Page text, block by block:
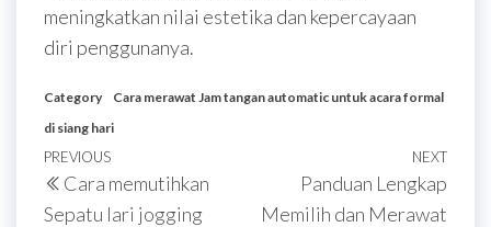
meningkatkan nilai estetika dan kepercayaan
diri penggunanya.
Category
Cara merawat Jam tangan automatic untuk acara formal
di siang hari
Post
navigation
Previous
Post
PREVIOUS
Cara memutihkan
Sepatu lari jogging
Next
NEXT
Panduan Lengkap
Memilih dan Merawat